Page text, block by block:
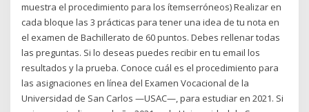
muestra el procedimiento para los ítemserróneos) Realizar en
cada bloque las 3 prácticas para tener una idea de tu nota en
el examen de Bachillerato de 60 puntos. Debes rellenar todas
las preguntas. Si lo deseas puedes recibir en tu email los
resultados y la prueba. Conoce cuál es el procedimiento para
las asignaciones en línea del Examen Vocacional de la
Universidad de San Carlos —USAC—, para estudiar en 2021. Si